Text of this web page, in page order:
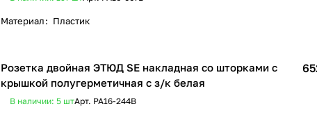
Материал: Пластик
Розетка двойная ЭТЮД SE накладная со шторками c
крышкой полугерметичная с з/к белая
В наличии: 5 штАрт. PA16-244B